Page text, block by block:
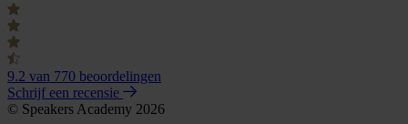
9.2 van 770 beoordelingen
Schrijf een recensie
© Speakers Academy 2026